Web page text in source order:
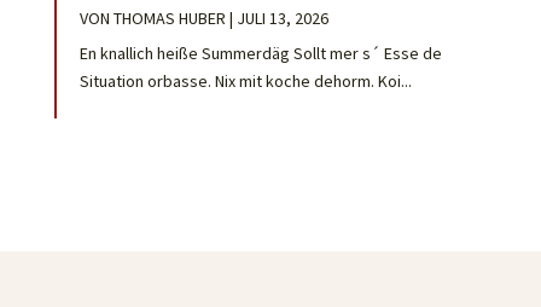
VON THOMAS HUBER | JULI 13, 2026
En knallich heiße Summerdäg Sollt mer s´ Esse de
Situation orbasse. Nix mit koche dehorm. Koi...